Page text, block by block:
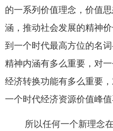
的一系列价值理念，价值
涵，推动社会发展的精神
到一个时代最高方位的名
精神内涵有多么重要，对
经济转换功能有多么重要
一个时代经济资源价值峰值
所以任何一个新理念